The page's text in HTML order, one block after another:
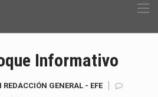
Informativo
GENERAL - EFE